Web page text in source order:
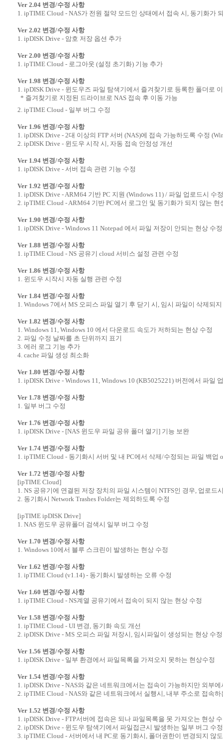
Ver 2.04 변경/수정 사항
1. ipTIME Cloud - NAS가 전원 절약 모드인 상태에서 접속 시, 동기화가
Ver 2.02 변경/수정 사항
1. ipDISK Drive - 암호 저장 옵션 추가
Ver 2.00 변경/수정 사항
1. ipTIME Cloud - 로그아웃 (설정 초기화) 기능 추가
Ver 1.98 변경/수정 사항
1. ipDISK Drive - 윈도우즈 파일 탐색기에서 즐겨찾기로 등록한 폴더로
* 즐겨찾기로 지정된 드라이브로 NAS 접속 후 이동 가능
2. ipTIME Cloud - 일부 버그 수정
Ver 1.96 변경/수정 사항
1. ipDISK Drive - 2대 이상의 FTP 서버 (NAS)에 접속 가능하도록 수정
2. ipDISK Drive - 윈도우 시작 시, 자동 접속 안정성 개선
Ver 1.94 변경/수정 사항
1. ipDISK Drive - 서버 접속 관련 기능 수정
Ver 1.92 변경/수정 사항
1. ipDISK Drive - ARM64 기반 PC 지원 (Windows 11) / 파일 업로드시 수
2. ipTIME Cloud - ARM64 기반 PC에서 로그인 및 동기화가 되지 않는 현
Ver 1.90 변경/수정 사항
1. ipDISK Drive - Windows 11 Notepad 에서 파일 저장이 안되는 현상 수정
Ver 1.88 변경/수정 사항
1. ipTIME Cloud - NS 공유기 cloud 서비스 설정 관련 수정
Ver 1.86 변경/수정 사항
1. 윈도우 시작시 자동 실행 관련 수정
Ver 1.84 변경/수정 사항
1. Windows 7에서 MS 오피스 파일 열기 후 닫기 시, 임시 파일이 삭제되
Ver 1.82 변경/수정 사항
1. Windows 11, Windows 10 에서 다운로드 속도가 저하되는 현상 수정
2. 파일 수정 날짜를 초 단위까지 표기
3. 에러 로그 기능 추가
4. cache 파일 생성 최소화
Ver 1.80 변경/수정 사항
1. ipDISK Drive - Windows 11, Windows 10 (KB5025221) 버전에서 파일
Ver 1.78 변경/수정 사항
1. 일부 버그 수정
Ver 1.76 변경/수정 사항
1. ipDISK Drive - [NAS 윈도우 파일 공유 폴더 열기] 기능 보완
Ver 1.74 변경/수정 사항
1. ipTIME Cloud - 동기화시 서버 및 내 PC에서 삭제/수정되는 파일 백업
Ver 1.72 변경/수정 사항
[ipTIME Cloud]
1. NS 공유기에 연결된 저장 장치의 파일 시스템이 NTFS인 경우, 업로드
2. 동기화시 Network Trashes Folder는 제외하도록 수정
[ipTIME ipDISK Drive]
1. NAS 윈도우 공유폴더 검색시 일부 버그 수정
Ver 1.70 변경/수정 사항
1. Windows 10에서 블루 스크린이 발생하는 현상 수정
Ver 1.62 변경/수정 사항
1. ipTIME Cloud (v1.14) - 동기화시 발생하는 오류 수정
Ver 1.60 변경/수정 사항
1. ipTIME Cloud - NS계열 공유기에서 접속이 되지 않는 현상 수정
Ver 1.58 변경/수정 사항
1. ipTIME Cloud - UI 변경, 동기화 속도 개선
2. ipDISK Drive - MS 오피스 파일 저장시, 임시파일이 생성되는 현상 수정
Ver 1.56 변경/수정 사항
1. ipDISK Drive - 일부 환경에서 파일목록을 가져오지 못하는 현상수정
Ver 1.54 변경/수정 사항
1. ipDISK Drive - NAS와 같은 네트워크에서는 접속이 가능하지만 외부
2. ipTIME Cloud - NAS와 같은 네트워크에서 실행시, 내부 주소로 접속하
Ver 1.52 변경/수정 사항
1. ipDISK Drive - FTP서버에 접속은 되나 파일목록을 못 가져오는 현상
2. ipDISK Drive - 윈도우 탐색기에서 파일접근시 발생하는 일부 버그 수정
3. ipTIME Cloud - 서버에서 내 PC로 동기화시, 폴더권한이 변경되지 않